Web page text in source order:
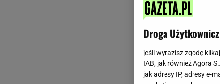
Droga
jeśli wyrazisz zgodę
IAB, jak również Agora
jak adresy IP, adresy e-